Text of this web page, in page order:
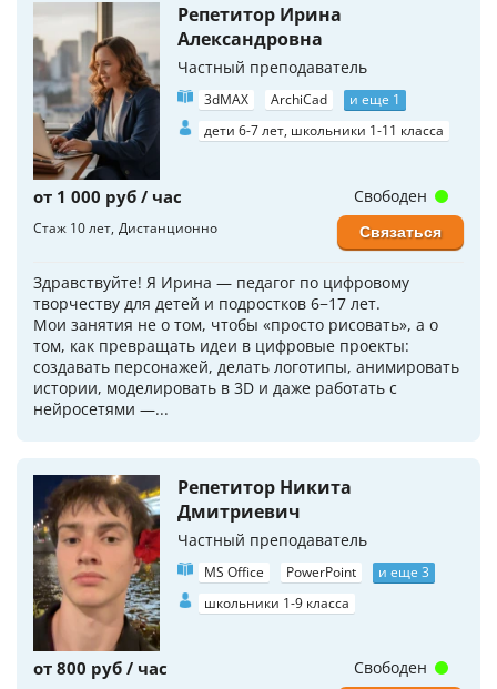
Репетитор Ирина
Александровна
Частный преподаватель
3dMAX ArchiCad
и еще 1
дети 6-7 лет, школьники 1-11 класса
от 1 000 руб / час
Стаж 10 лет Дистанционно
Здравствуйте! Я Ирина — педагог по цифровому
творчеству для детей и подростков 6−17 лет.
Мои занятия не о том, чтобы «просто рисовать», а о
том, как превращать идеи в цифровые проекты:
создавать персонажей, делать логотипы, анимировать
истории, моделировать в 3D и даже работать с
нейросетями —...
Свободен
Связаться
Репетитор Никита
Дмитриевич
Частный преподаватель
MS Office PowerPoint
и еще 3
школьники 1-9 класса
от 800 руб / час Свободен